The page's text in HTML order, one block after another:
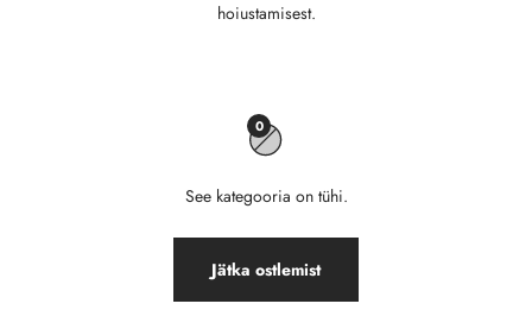
hoiustamisest.
0
See kategooria on tühi.
Jätka ostlemist